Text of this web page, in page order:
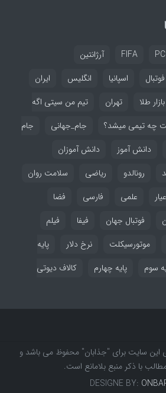
FIFA PC
آرژانتین
اسپانیا انگلیس
ایران
بازار طلا تهران
تیم من سیتی اگه
چه تیمی میشد؟
جام_جهانی
جام
دانش آموز
دانش آموزان
رونالدو ریاضی
سلامت روان
علمی فارسی
فضا
فوتبال جهان فیفا
فیلم
موتورسیکلت نرخ دلار
پایه
سوم پایه چهارم
کالاف دیوتی
این سایت برای "جذابان" محفوظ می باشد و
با ذکر منبع بلامانع است.
DESIGNE BY: